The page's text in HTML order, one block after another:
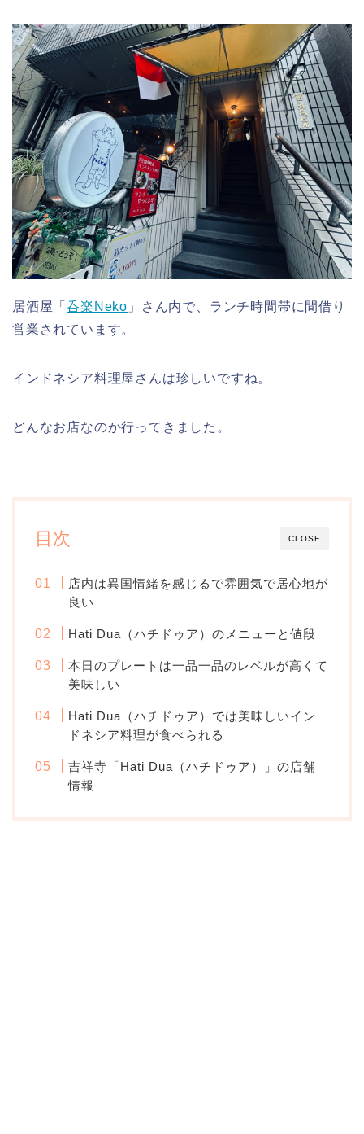
居酒屋「呑楽Neko 」さん内で、ランチ時間帯に間借り
営業されています。
インドネシア料理屋さんは珍しいですね。
どんなお店なのか行ってきました。
CLOSE
目次
店内は異国情緒を感じるで雰囲気で居心地が
良い
Hati Dua（ハチドゥア）のメニューと値段
本日のプレートは一品一品のレベルが高くて
美味しい
Hati Dua（ハチドゥア）では美味しいイン
ドネシア料理が食べられる
吉祥寺「Hati Dua（ハチドゥア）」の店舗
情報